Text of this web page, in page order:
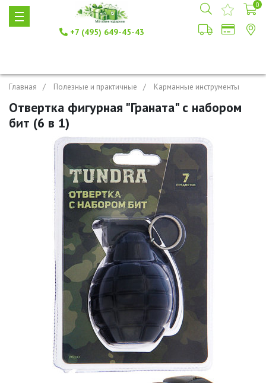
+7 (495) 649-45-43
0
Главная Полезные и практичные Карманные инструменты
Отвертка фигурная "Граната" с набором
бит (6 в 1)